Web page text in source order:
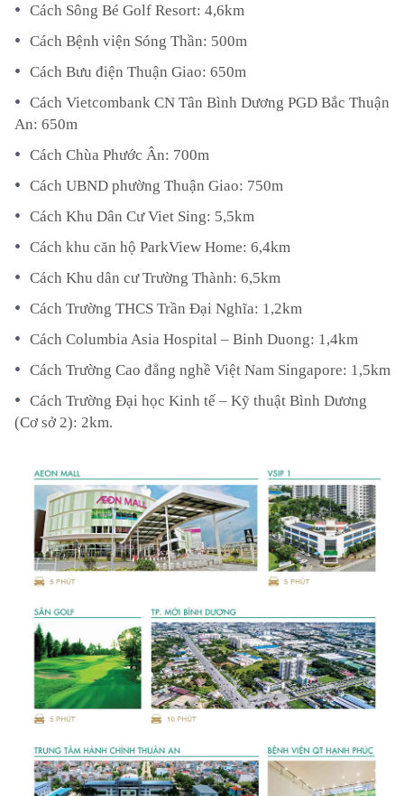
Cách Sông Bé Golf Resort: 4,6km
Cách Bệnh viện Sóng Thần: 500m
Cách Bưu điện Thuận Giao: 650m
Cách Vietcombank CN Tân Bình Dương PGD Bắc Thuận
An: 650m
Cách Chùa Phước Ân: 700m
Cách UBND phường Thuận Giao: 750m
Cách Khu Dân Cư Viet Sing: 5,5km
Cách khu căn hộ ParkView Home: 6,4km
Cách Khu dân cư Trường Thành: 6,5km
Cách Trường THCS Trần Đại Nghĩa: 1,2km
Cách Columbia Asia Hospital – Binh Duong: 1,4km
Cách Trường Cao đẳng nghề Việt Nam Singapore: 1,5km
Cách Trường Đại học Kinh tế – Kỹ thuật Bình Dương
(Cơ sở 2): 2km.